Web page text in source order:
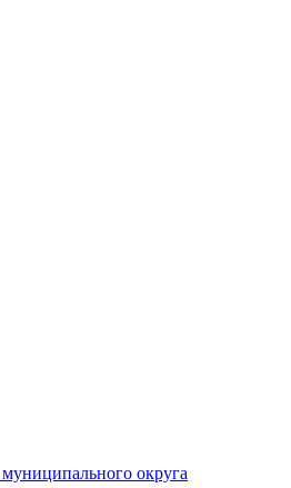
округа